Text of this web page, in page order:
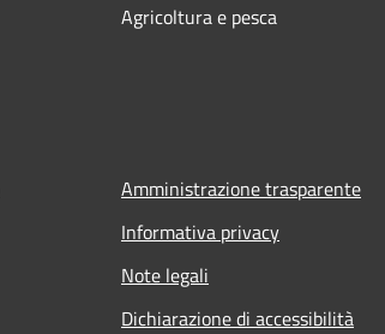
Agricoltura e pesca
Amministrazione trasparente
Informativa privacy
Note legali
Dichiarazione di accessibilità